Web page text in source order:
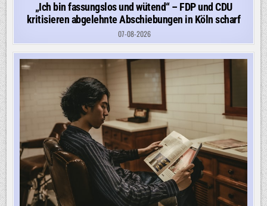
„Ich bin fassungslos und wütend“ – FDP und CDU
kritisieren abgelehnte Abschiebungen in Köln scharf
07-08-2026